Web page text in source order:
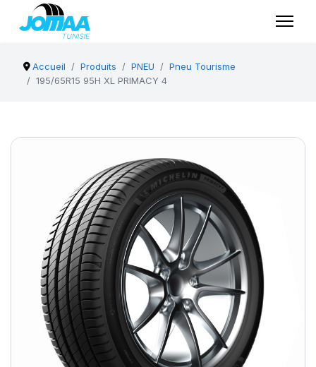
Accueil Produits PNEU
Pneu Tourisme
195/65R15 95H XL PRIMACY 4